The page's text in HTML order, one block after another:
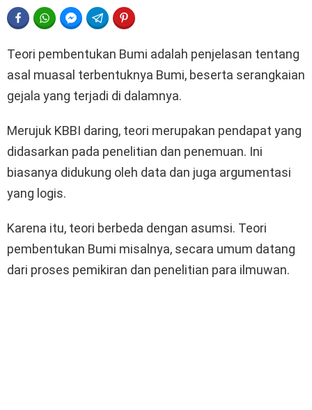
FACEBOOKWHATSAPPFACEBOOK MESSENGER
TELEGRAM
Teori pembentukan Bumi adalah penjelasan tentang
asal muasal terbentuknya Bumi, beserta serangkaian
gejala yang terjadi di dalamnya.
Merujuk KBBI daring, teori merupakan pendapat yang
didasarkan pada penelitian dan penemuan. Ini
biasanya didukung oleh data dan juga argumentasi
yang logis.
Karena itu, teori berbeda dengan asumsi. Teori
pembentukan Bumi misalnya, secara umum datang
dari proses pemikiran dan penelitian para ilmuwan.